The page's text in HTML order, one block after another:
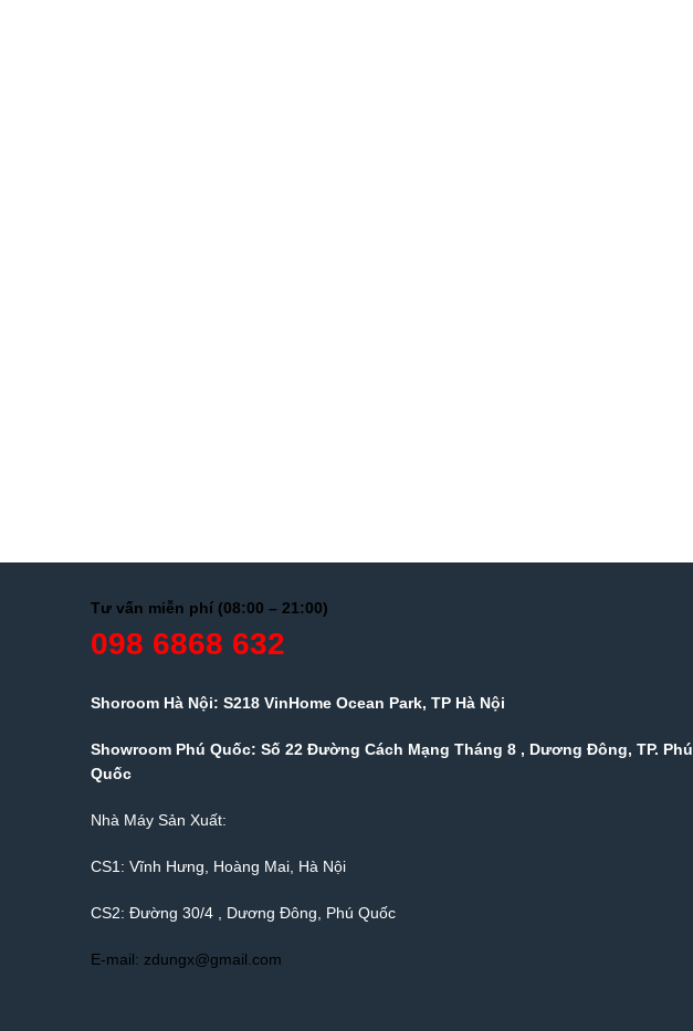
Tư vấn miễn phí (08:00 – 21:00)
098 6868 632
Shoroom Hà Nội: S218 VinHome Ocean Park, TP Hà Nội
Showroom Phú Quốc: Số 22 Đường Cách Mạng Tháng 8 , Dương Đông, TP. Phú
Quốc
Nhà Máy Sản Xuất:
CS1: Vĩnh Hưng, Hoàng Mai, Hà Nội
CS2: Đường 30/4 , Dương Đông, Phú Quốc
E-mail: zdungx@gmail.com